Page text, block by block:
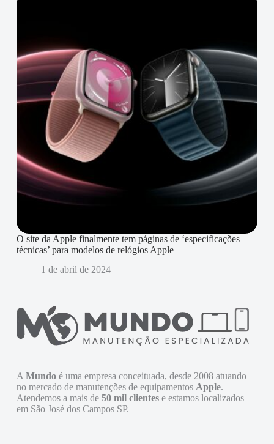
O site da Apple finalmente tem páginas de ‘especificações
técnicas’ para modelos de relógios Apple
1 de abril de 2024
A Mundoé uma empresa conceituada, desde 2008 atuando
no mercado de manutenções de equipamentos Apple.
Atendemos a mais de 50 mil clientese estamos localizados
em São José dos Campos SP.